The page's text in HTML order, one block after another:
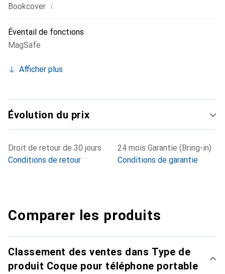
Bookcover i
Éventail de fonctions
MagSafe
Afficher plus
Évolution du prix
Droit de retour de 30 jours
Conditions de retour
24 mois Garantie (Bring-in)
Conditions de garantie
Comparer les produits
Classement des ventes dans Type de
produit Coque pour téléphone portable